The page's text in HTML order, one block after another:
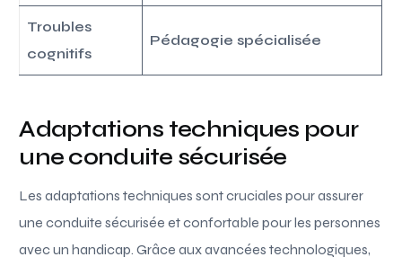
Troubles
cognitifs
Pédagogie spécialisée
Adaptations techniques pour
une conduite sécurisée
Les adaptations techniques sont cruciales pour assurer
une conduite sécurisée et confortable pour les personnes
avec un handicap. Grâce aux avancées technologiques,